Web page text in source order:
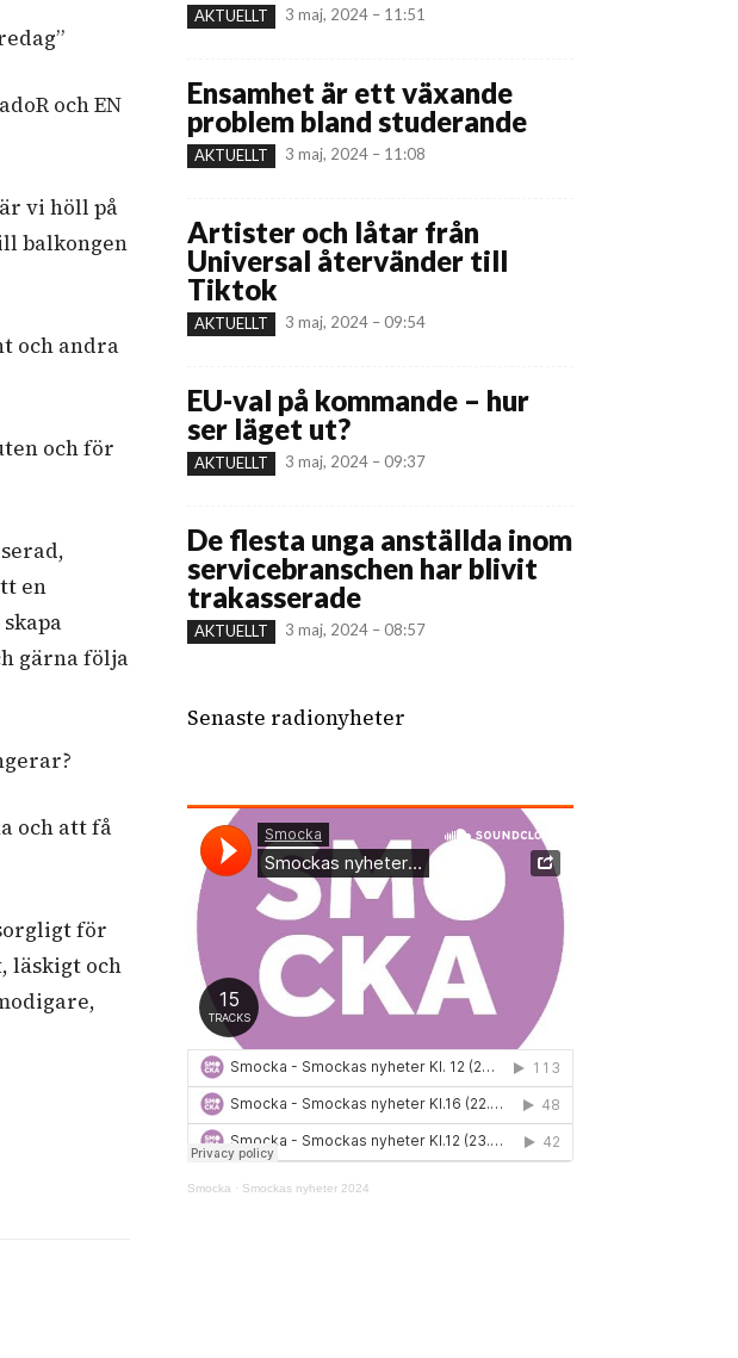
och EN
vi höll på
balkongen
och andra
och för
en
gärna följa
och att få
för
läskigt och
AKTUELLT 3 maj, 2024 – 11:51
Ensamhet är ett växande
problem bland studerande
AKTUELLT 3 maj, 2024 – 11:08
Artister och låtar från
Universal återvänder till
Tiktok
AKTUELLT 3 maj, 2024 – 09:54
EU-val på kommande – hur
ser läget ut?
AKTUELLT 3 maj, 2024 – 09:37
De flesta unga anställda inom
servicebranschen har blivit
trakasserade
AKTUELLT 3 maj, 2024 – 08:57
Senaste radionyheter
Smocka · Smockas nyheter 2024